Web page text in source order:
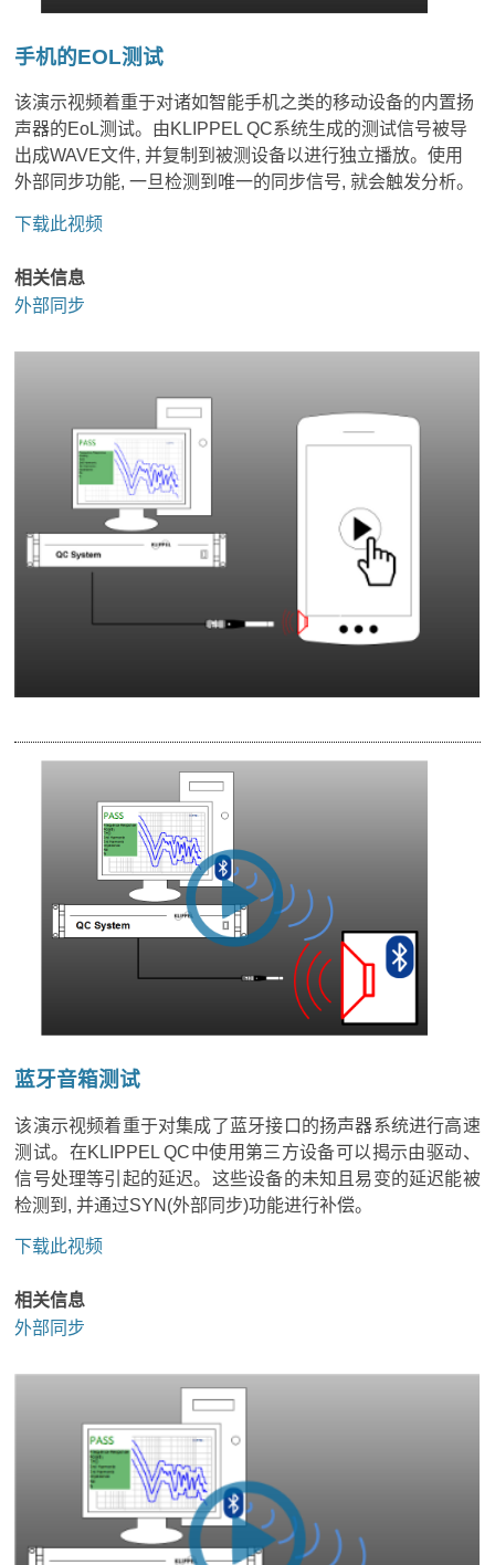
手机的EOL测试
该演示视频着重于对诸如智能手机之类的移动设备的内置扬
声器的EoL测试。由KLIPPEL QC系统生成的测试信号被导
出成WAVE文件, 并复制到被测设备以进行独立播放。使用
外部同步功能, 一旦检测到唯一的同步信号, 就会触发分析。
下载此视频
相关信息
外部同步
蓝牙音箱测试
该演示视频着重于对集成了蓝牙接口的扬声器系统进行高速
测试。在KLIPPEL QC中使用第三方设备可以揭示由驱动、
信号处理等引起的延迟。这些设备的未知且易变的延迟能被
检测到, 并通过SYN(外部同步)功能进行补偿。
下载此视频
相关信息
外部同步